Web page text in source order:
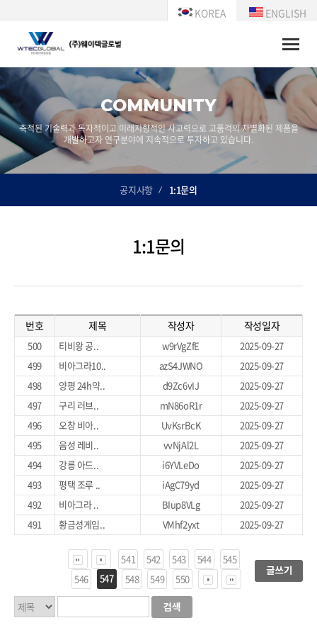
KOREA ENGLISH
Toggle
COMMUNITY
축적된 기술력과 독자적이고 미래지향적인 사고력으로 고품걱의 차별화된 제품을
개발하고자 연구분야에 지속적으로 투자하고 있습니다.
공지사항 1:1문의
1:1문의
번호 제목 작성자 작성일자
500 티비왕 공.. w9rVgZfE
2025-09-27
499
비아그라10.. azS4JWNO
2025-09-27
498
양평 24h약.. d9Zc6vIJ
2025-09-27
497
구리 러브.. mN86oR1r
2025-09-27
496
오창 비아.. UvKsrBcK
2025-09-27
495
음성 레비.. vvNjAl2L
2025-09-27
494
강릉 아드.. i6YVLeDo
2025-09-27
493
평택 조루 .. iAgC79yd
2025-09-27
492
비아그라 .. BIup8VLg
2025-09-27
491
황금성게임.. VMhf2yxt 2025-09-27
541 542 543 544
545
546
547 548 549 550